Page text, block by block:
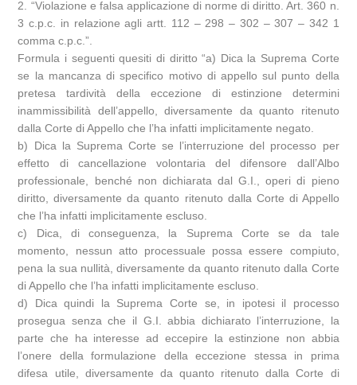
2. “Violazione e falsa applicazione di norme di diritto. Art. 360 n.
3 c.p.c. in relazione agli artt. 112 – 298 – 302 – 307 – 342 1
comma c.p.c.”.
Formula i seguenti quesiti di diritto “a) Dica la Suprema Corte
se la mancanza di specifico motivo di appello sul punto della
pretesa tardività della eccezione di estinzione determini
inammissibilità dell’appello, diversamente da quanto ritenuto
dalla Corte di Appello che l’ha infatti implicitamente negato.
b) Dica la Suprema Corte se l’interruzione del processo per
effetto di cancellazione volontaria del difensore dall’Albo
professionale, benché non dichiarata dal G.I., operi di pieno
diritto, diversamente da quanto ritenuto dalla Corte di Appello
che l’ha infatti implicitamente escluso.
c) Dica, di conseguenza, la Suprema Corte se da tale
momento, nessun atto processuale possa essere compiuto,
pena la sua nullità, diversamente da quanto ritenuto dalla Corte
di Appello che l’ha infatti implicitamente escluso.
d) Dica quindi la Suprema Corte se, in ipotesi il processo
prosegua senza che il G.I. abbia dichiarato l’interruzione, la
parte che ha interesse ad eccepire la estinzione non abbia
l’onere della formulazione della eccezione stessa in prima
difesa utile, diversamente da quanto ritenuto dalla Corte di